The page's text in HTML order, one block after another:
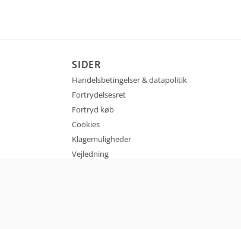
SIDER
Handelsbetingelser & datapolitik
Fortrydelsesret
Fortryd køb
Cookies
Klagemuligheder
Vejledning